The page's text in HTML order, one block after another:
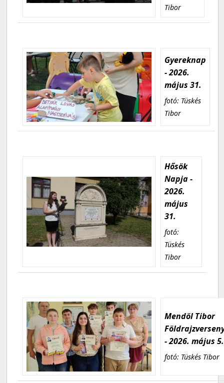
Tibor
Gyereknap
- 2026.
május 31.
fotó: Tüskés
Tibor
Hősök
Napja -
2026.
május
31.
fotó:
Tüskés
Tibor
Mendöl Tibor
- 2026. május 5.
fotó: Tüskés Tibor